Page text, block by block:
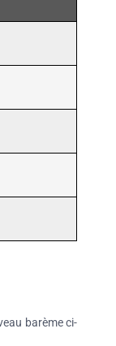
barème ci-